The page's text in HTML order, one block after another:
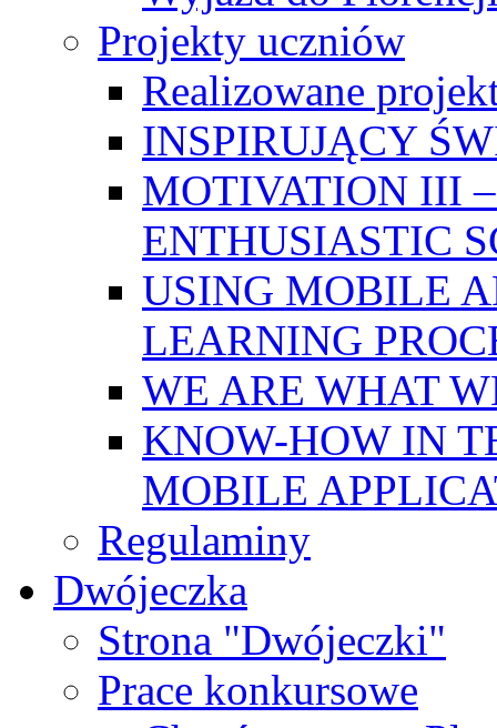
Projekty uczniów
Realizowane
INSPIRUJĄCY
MOTIVATION III
ENTHUSIASTIC
USING MOBILE
LEARNING
WE ARE WHAT
KNOW-HOW IN
MOBILE
Regulaminy
Dwójeczka
Strona "Dwójeczki"
Prace konkursowe